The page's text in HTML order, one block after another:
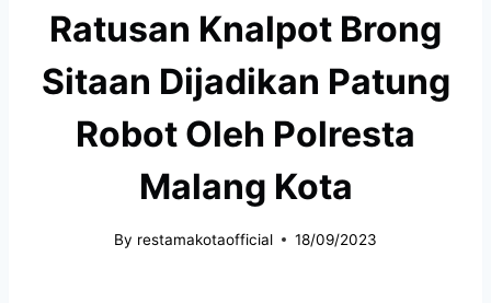
Ratusan Knalpot Brong
Sitaan Dijadikan Patung
Robot Oleh Polresta
Malang Kota
By restamakotaofficial 18/09/2023